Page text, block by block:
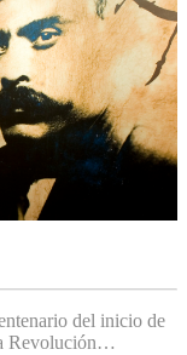
del inicio de
Revolución…